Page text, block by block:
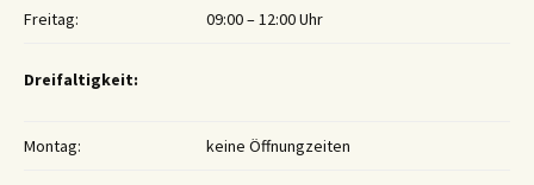
Freitag: 09:00 – 12:00 Uhr
Dreifaltigkeit:
Montag: keine Öffnungzeiten